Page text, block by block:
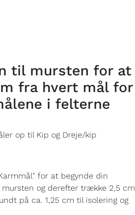
til mursten for at
fra hvert mål for
i felterne
op til Kip og Dreje/kip
for at begynde din
og derefter trække 2,5 cm
på ca. 1,25 cm til isolering og